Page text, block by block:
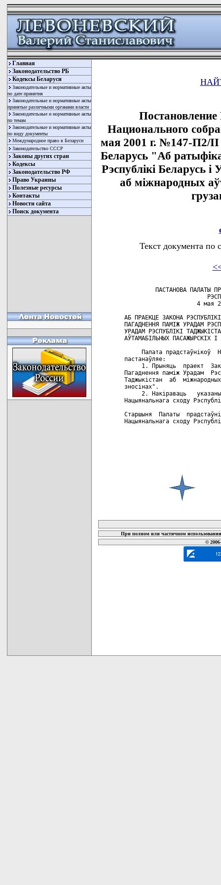
Главная
Законодательство РБ
Кодексы Беларуси
Законодательные и нормативные акты
по дате принятия
Законодательные и нормативные акты
принятые различными органами власти
Законодательные и нормативные акты
по темам
Законодательные и нормативные акты
по виду документы
Международное право в Беларуси
Законодательство СССР
Законы других стран
Кодексы
Законодательство РФ
Право Украины
Полезные ресурсы
Контакты
Новости сайта
Поиск документа
Национального
мая 2001 г. №147-П2/II
Беларусь "Аб
Рэспублiкi Беларусь i
аб мiжнародных
Текст документа по
ПАСТАНОВА ПАЛАТЫ
4 мая
АБ ПРАЕКЦЕ ЗАКОНА
ПАГАДНЕННЯ ПАМIЖ УРАДАМ
УРАДАМ РЭСПУБЛIКI
АЎТАМАБIЛЬНЫХ ПАСАЖЫРСКIХ I
Палата прадстаўнiкоў
пастанаўляе:
1. Прыняць  праект
Пагаднення памiж Урадам
Таджыкiстан  аб
зносiнах".
2. Накiраваць
Нацыянальнага сходу
Старшыня  Палаты
Нацыянальнага сходу
При полном или частичном
©